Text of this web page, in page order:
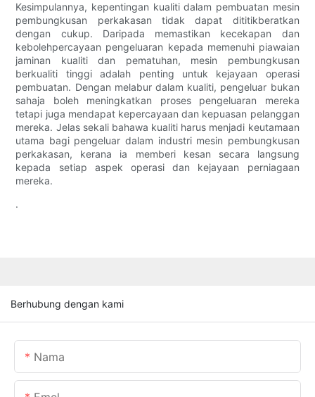
Kesimpulannya, kepentingan kualiti dalam pembuatan mesin
pembungkusan perkakasan tidak dapat dititikberatkan
dengan cukup. Daripada memastikan kecekapan dan
kebolehpercayaan pengeluaran kepada memenuhi piawaian
jaminan kualiti dan pematuhan, mesin pembungkusan
berkualiti tinggi adalah penting untuk kejayaan operasi
pembuatan. Dengan melabur dalam kualiti, pengeluar bukan
sahaja boleh meningkatkan proses pengeluaran mereka
tetapi juga mendapat kepercayaan dan kepuasan pelanggan
mereka. Jelas sekali bahawa kualiti harus menjadi keutamaan
utama bagi pengeluar dalam industri mesin pembungkusan
perkakasan, kerana ia memberi kesan secara langsung
kepada setiap aspek operasi dan kejayaan perniagaan
mereka.
.
Berhubung dengan kami
Nama